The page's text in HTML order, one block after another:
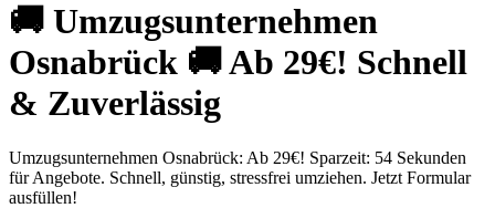
🚚 Umzugsunternehmen
Osnabrück 🚚 Ab 29€! Schnell
& Zuverlässig
Umzugsunternehmen Osnabrück: Ab 29€! Sparzeit: 54 Sekunden
für Angebote. Schnell, günstig, stressfrei umziehen. Jetzt Formular
ausfüllen!